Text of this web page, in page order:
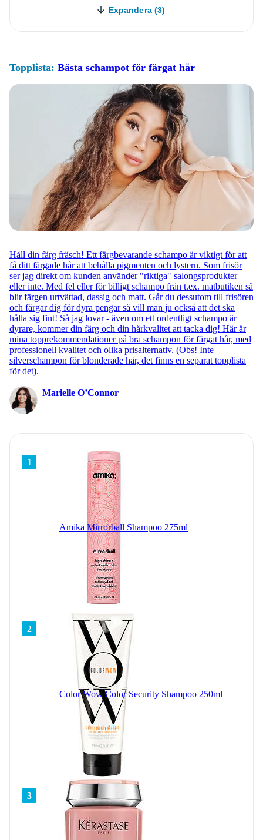
Expandera (3)
Topplista: Bästa schampot för färgat hår
Håll din färg fräsch! Ett färgbevarande schampo är viktigt för att
få ditt färgade hår att behålla pigmenten och lystern. Som frisör
ser jag direkt om kunden använder "riktiga" salongsprodukter
eller inte. Med fel eller för billigt schampo från t.ex. matbutiken så
blir färgen urtvättad, dassig och matt. Går du dessutom till frisören
och färgar dig för dyra pengar så vill man ju också att det ska
hålla sig fint! Så jag lovar - även om ett ordentligt schampo är
dyrare, kommer din färg och din hårkvalitet att tacka dig! Här är
mina topprekommendationer på bra schampon för färgat hår, med
professionell kvalitet och olika prisalternativ. (Obs! Inte
silverschampon för blonderade hår, det finns en separat topplista
för det).
Marielle O’Connor
1
Amika Mirrorball Shampoo 275ml
2
Color Wow Color Security Shampoo 250ml
3